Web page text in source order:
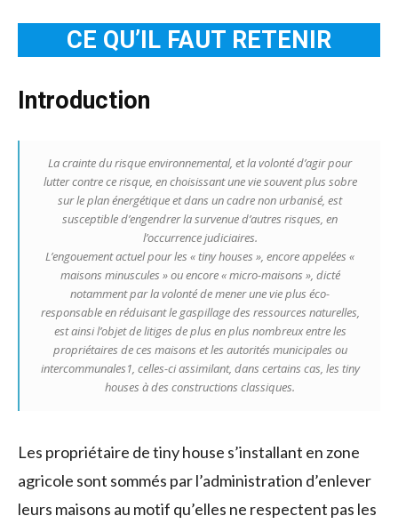
CE QU’IL FAUT RETENIR
Introduction
La crainte du risque environnemental, et la volonté d’agir pour
lutter contre ce risque, en choisissant une vie souvent plus sobre
sur le plan énergétique et dans un cadre non urbanisé, est
susceptible d’engendrer la survenue d’autres risques, en
l’occurrence judiciaires.
L’engouement actuel pour les « tiny houses », encore appelées «
maisons minuscules » ou encore « micro-maisons », dicté
notamment par la volonté de mener une vie plus éco-
responsable en réduisant le gaspillage des ressources naturelles,
est ainsi l’objet de litiges de plus en plus nombreux entre les
propriétaires de ces maisons et les autorités municipales ou
intercommunales1, celles-ci assimilant, dans certains cas, les tiny
houses à des constructions classiques.
Les propriétaire de tiny house s’installant en zone
agricole sont sommés par l’administration d’enlever
leurs maisons au motif qu’elles ne respectent pas les